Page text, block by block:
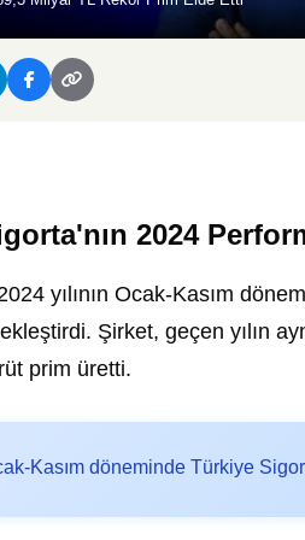
2024
yılının Ocak-Kasım
Şirket, geçen yılın
prim üretti.
Kasım döneminde Türkiye